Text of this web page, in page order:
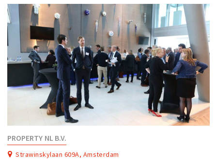
PROPERTY NL B.V.
Strawinskylaan 609A, Amsterdam